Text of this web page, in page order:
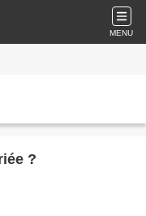
MENU
?